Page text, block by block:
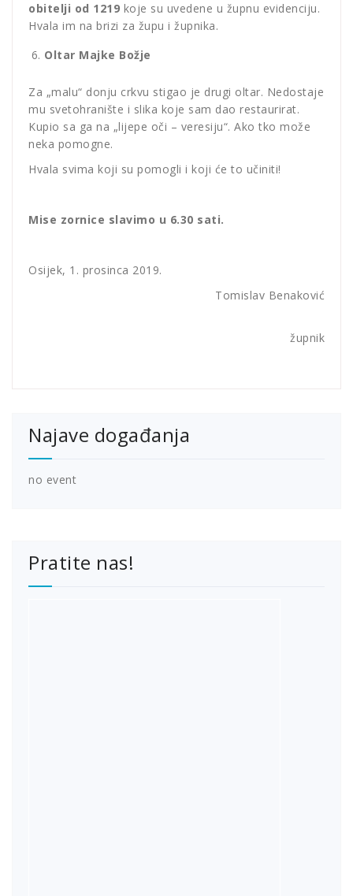
obitelji od 1219 koje su uvedene u župnu evidenciju.
Hvala im na brizi za župu i župnika.
Oltar Majke Božje
Za „malu“ donju crkvu stigao je drugi oltar. Nedostaje
mu svetohranište i slika koje sam dao restaurirat.
Kupio sa ga na „lijepe oči – veresiju“. Ako tko može
neka pomogne.
Hvala svima koji su pomogli i koji će to učiniti!
Mise zornice slavimo u 6.30 sati.
Osijek, 1. prosinca 2019.
Tomislav Benaković
župnik
Najave događanja
no event
Pratite nas!